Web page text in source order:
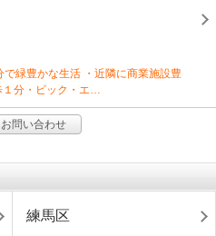
で緑豊かな生活 ・近隣に商業施設豊
分・ビック・エ…
問い合わせ
練馬区